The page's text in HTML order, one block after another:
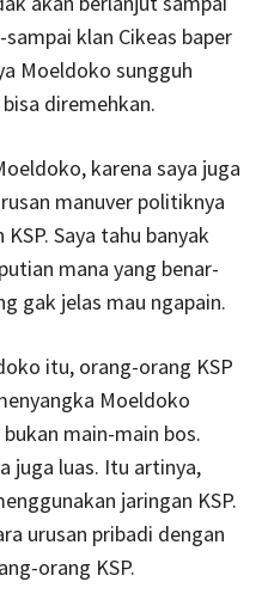
klan Cikeas baper
Moeldoko sungguh
diremehkan.
karena saya juga
manuver politiknya
Saya tahu banyak
mana yang benar-
gak jelas mau ngapain.
itu, orang-orang KSP
Moeldoko
main-main bos.
juga luas. Itu artinya,
jaringan KSP.
urusan pribadi dengan
orang KSP.